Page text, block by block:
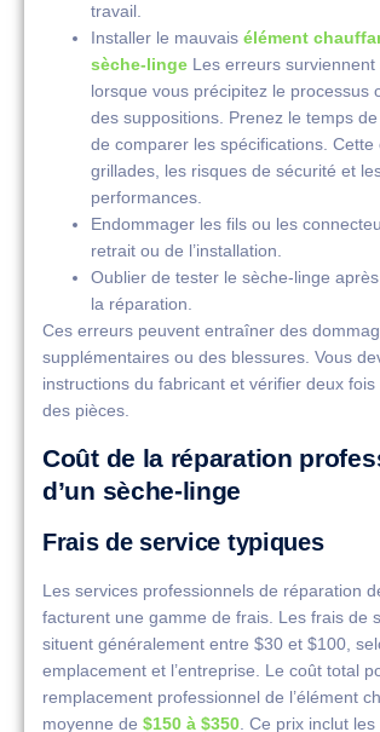
travail.
Installer le mauvais élément
sèche-linge Les erreurs surviennent
lorsque vous précipitez le processus
des suppositions. Prenez le temps
de comparer les spécifications. Cette
grillades, les risques de sécurité et
performances.
Endommager les fils ou les
retrait ou de l’installation.
Oublier de tester le sèche-linge
la réparation.
Ces erreurs peuvent entraîner des
supplémentaires ou des blessures. Vous
instructions du fabricant et vérifier deux fois
des pièces.
Coût de la réparation
d’un sèche-linge
Frais de service typiques
Les services professionnels de réparation
facturent une gamme de frais. Les frais de
situent généralement entre $30 et $100,
emplacement et l’entreprise. Le coût total
remplacement professionnel de l’élément
moyenne de $150 à $350 . Ce prix inclut